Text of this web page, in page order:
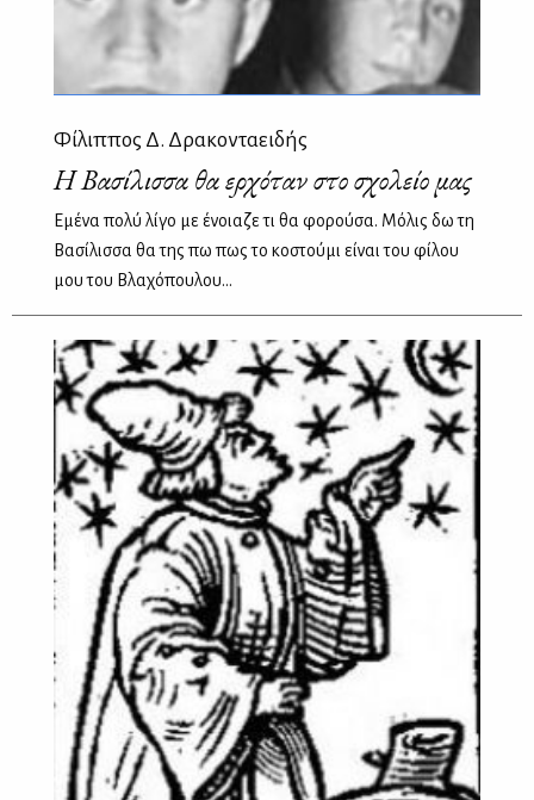
Φίλιππος Δ. Δρακονταειδής
H Bασίλισσα θα ερχόταν στο σχολείο μας
Eμένα πολύ λίγο με ένοιαζε τι θα φορούσα. Mόλις δω τη
Bασίλισσα θα της πω πως το κοστούμι είναι του φίλου
μου του Bλαχόπουλου...